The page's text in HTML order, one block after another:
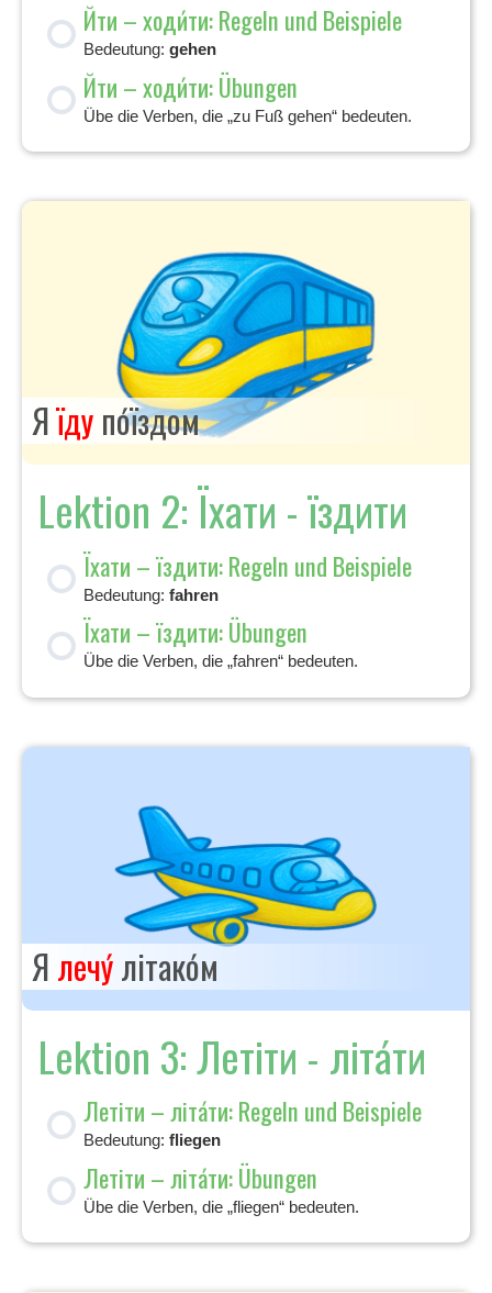
Йти – ходи́ти: Regeln und Beispiele
Bedeutung: gehen
Йти – ходи́ти: Übungen
Übe die Verben, die „zu Fuß gehen“ bedeuten.
Яїду по́їздом
Lektion 2: Їхати - їздити
Їхати – їздити: Regeln und Beispiele
Bedeutung: fahren
Їхати – їздити: Übungen
Übe die Verben, die „fahren“ bedeuten.
Я лечу́літако́м
Lektion 3: Летіти - літа́ти
Летіти – літа́ти: Regeln und Beispiele
Bedeutung: fliegen
Летіти – літа́ти: Übungen
Übe die Verben, die „fliegen“ bedeuten.